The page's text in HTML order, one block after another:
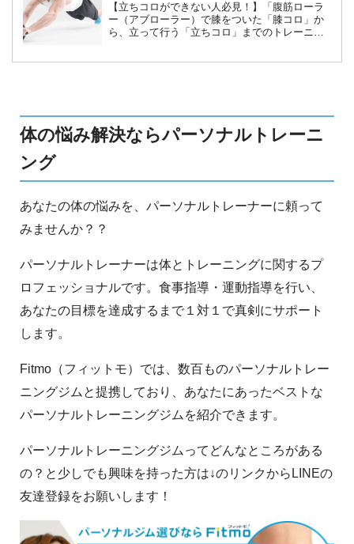
【立ちコロができない人必見！】「腹筋ローラ
ー（アブローラー）で膝をついた「膝コロ」か
ら、立って行う「立ちコロ」までのトレーニン
体の悩み解決ならパーソナルトレーニ
ング
あなたの体の悩みを、パーソナルトレーナーに頼って
みませんか？？
パーソナルトレーナーは体とトレーニングに関するプ
ロフェッショナルです。食事指導・運動指導を行い、
あなたの目標を達成するまで１対１で真剣にサポート
します。
Fitmo（フィットモ）では、数百ものパーソナルトレー
ニングジムと提携しており、あなたにあったベストな
パーソナルトレーニングジムを紹介できます。
パーソナルトレーニングジムってどんなところがある
の？と少しでも興味を持った方は↓のリンクからLINEの
友達登録をお願いします！